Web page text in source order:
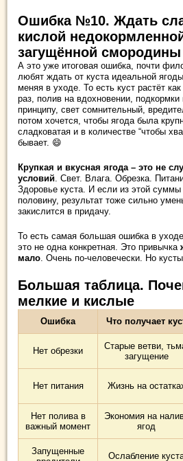
Ошибка №10. Ждать
кислой
загущённой смородины
А это уже итоговая ошибка, почти
любят ждать от куста идеальной
меняя в уходе. То есть куст растёт
раз, полив на вдохновении, подкормки
принципу, свет сомнительный,
потом хочется, чтобы ягода была
сладковатая и в количестве “чтобы
бывает. 😄
Крупкая и вкусная ягода – это не
условий. Свет. Влага. Обрезка.
Здоровье куста. И если из этой
половину, результат тоже сильно
закислится в придачу.
То есть самая большая ошибка в
это не одна конкретная. Это привычка
мало. Очень по-человечески. Но
Большая таблица.
мелкие и кислые
Ошибка Что получает
Нет обрезки
Старые ветви,
загущение
Нет питания Жизнь на
Нет полива в
важный момент
Экономия на
ягод
Запущенные
Ослабление